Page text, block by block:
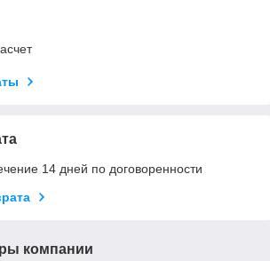
14 дней по договоренности
компании